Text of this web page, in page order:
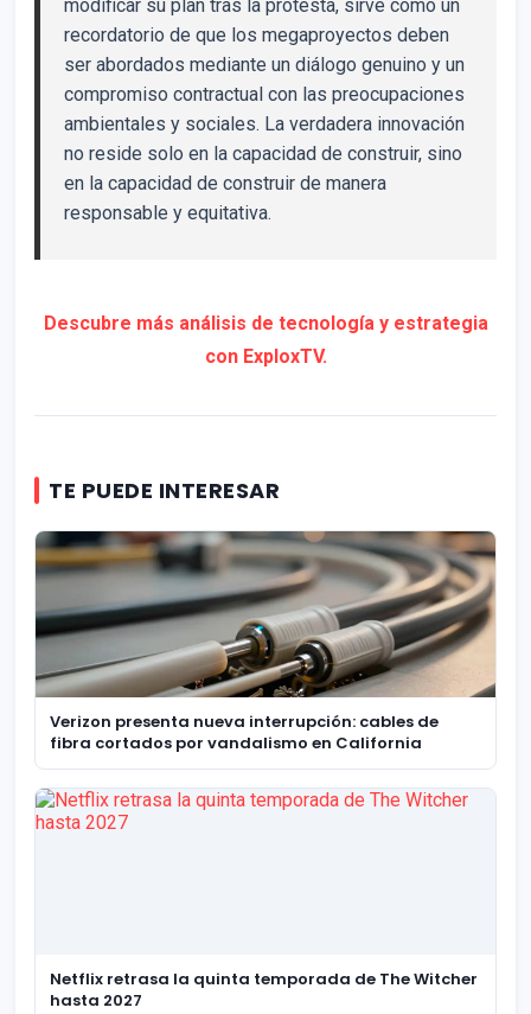
modificar su plan tras la protesta, sirve como un
recordatorio de que los megaproyectos deben
ser abordados mediante un diálogo genuino y un
compromiso contractual con las preocupaciones
ambientales y sociales. La verdadera innovación
no reside solo en la capacidad de construir, sino
en la capacidad de construir de manera
responsable y equitativa.
Descubre más análisis de tecnología y estrategia
con ExploxTV.
TE PUEDE INTERESAR
Verizon presenta nueva interrupción: cables de
fibra cortados por vandalismo en California
Netflix retrasa la quinta temporada de The Witcher
hasta 2027